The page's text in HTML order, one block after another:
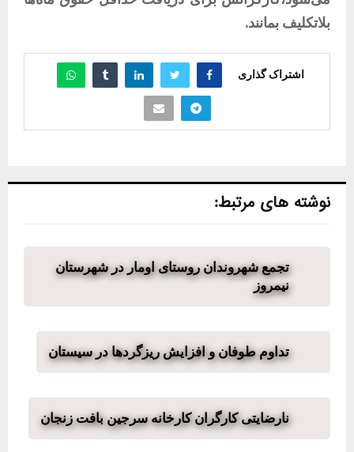
بلاتکلیف بمانند.
اشتراک گذاری
نوشته های مرتبط:
تجمع شهروندان روستای اومار در شهرستان
نیمروز
تداوم طوفان و افزایش ریزگردها در سیستان
نارضایتی کارگران کارخانه سرجین بافت زنجان